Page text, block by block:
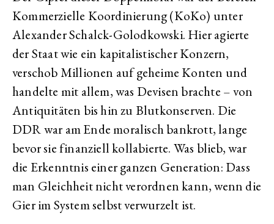
Kommerzielle Koordinierung (KoKo) unter
Alexander Schalck-Golodkowski. Hier agierte
der Staat wie ein kapitalistischer Konzern,
verschob Millionen auf geheime Konten und
handelte mit allem, was Devisen brachte – von
Antiquitäten bis hin zu Blutkonserven. Die
DDR war am Ende moralisch bankrott, lange
bevor sie finanziell kollabierte. Was blieb, war
die Erkenntnis einer ganzen Generation: Dass
man Gleichheit nicht verordnen kann, wenn die
Gier im System selbst verwurzelt ist.